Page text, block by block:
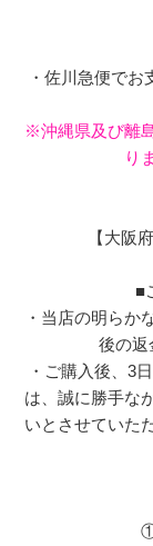
・佐川急便で
※沖縄県及び離
り
【大阪
■
・当店の明らか
後の返
・ご購入後、3
は、誠に勝手な
いとさせていた